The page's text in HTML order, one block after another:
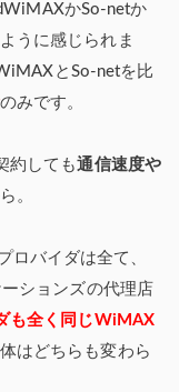
かSo-netか
うに感じられま
とSo-netを比
のみです。
約しても通信速度や
。
ロバイダは全て、
ションズの代理店
も全く同じWiMAX
はどちらも変わら